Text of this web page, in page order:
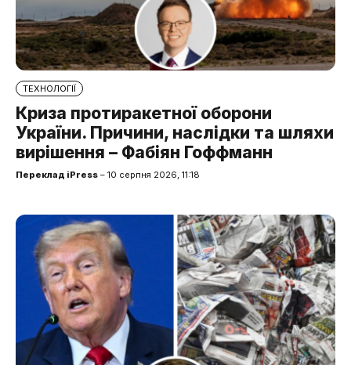
ТЕХНОЛОГІЇ
Криза протиракетної оборони
України. Причини, наслідки та шляхи
вирішення – Фабіян Гоффманн
Переклад iPress – 10 серпня 2026, 11:18